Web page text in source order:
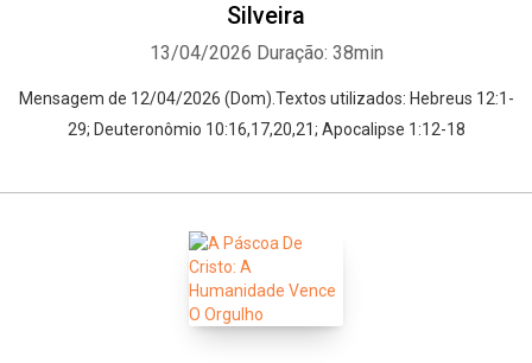
Silveira
13/04/2026 Duração: 38min
Mensagem de 12/04/2026 (Dom).Textos utilizados: Hebreus 12:1-
29; Deuteronômio 10:16,17,20,21; Apocalipse 1:12-18